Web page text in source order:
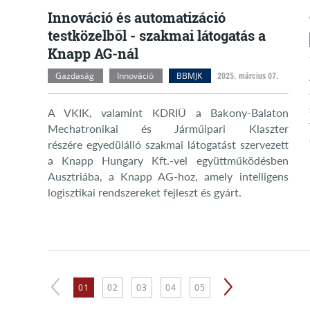
Innováció és automatizáció
testközelből - szakmai látogatás a
Knapp AG-nál
Gazdaság Innováció BBMJK 2025. március 07.
A VKIK, valamint KDRIÜ a Bakony-Balaton
Mechatronikai és Járműipari Klaszter
részére egyedülálló szakmai látogatást szervezett
a Knapp Hungary Kft.-vel együttműködésben
Ausztriába, a Knapp AG-hoz, amely intelligens
logisztikai rendszereket fejleszt és gyárt.
01 02 03 04 05